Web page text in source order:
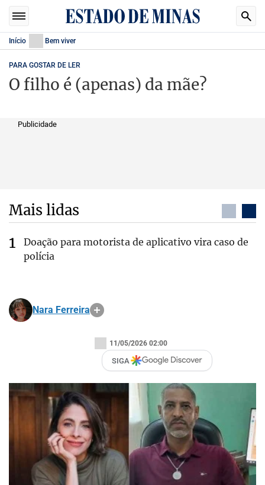
Início Bem viver
PARA GOSTAR DE LER
O filho é (apenas) da mãe?
Publicidade
Mais lidas
Doação para motorista de aplicativo vira caso de
polícia
Nara Ferreira
11/05/2026 02:00
SIGA